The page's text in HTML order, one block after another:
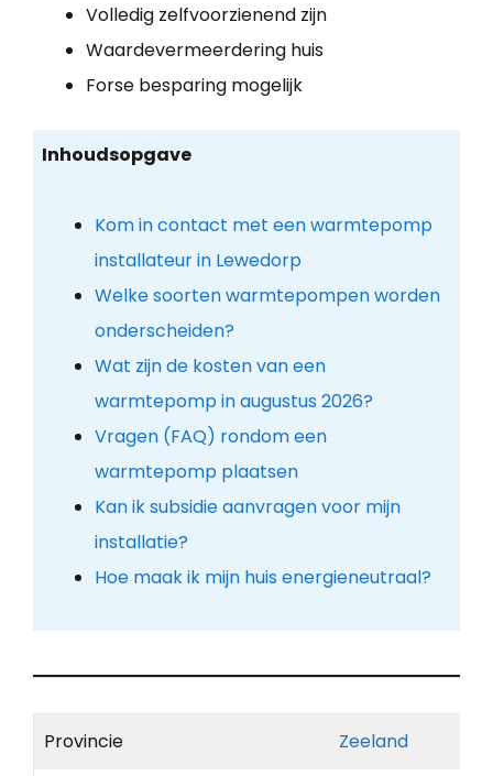
Volledig zelfvoorzienend zijn
Waardevermeerdering huis
Forse besparing mogelijk
Inhoudsopgave
Kom in contact met een warmtepomp
installateur in Lewedorp
Welke soorten warmtepompen worden
onderscheiden?
Wat zijn de kosten van een
warmtepomp in augustus 2026?
Vragen (FAQ) rondom een
warmtepomp plaatsen
Kan ik subsidie aanvragen voor mijn
installatie?
Hoe maak ik mijn huis energieneutraal?
Provincie Zeeland